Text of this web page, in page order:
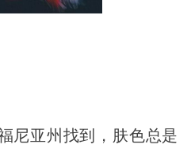
尼亚州找到，肤色总是